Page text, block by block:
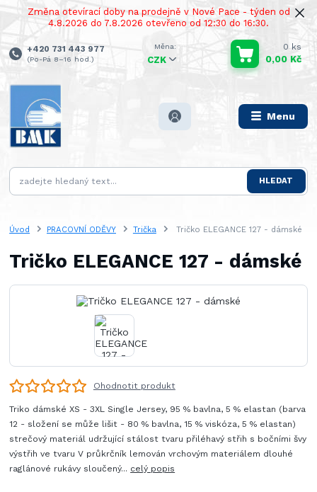
Změna otevírací doby na prodejně v Nové Pace - týden od
4.8.2026 do 7.8.2026 otevřeno od 12:30 do 16:30.
Menu
CZK
HLEDAT
+420 731 443 977
(Po-Pá 8–16 hod.)
0 ks
0,00 Kč
Úvod PRACOVNÍ ODĚVY Trička Tričko ELEGANCE 127 - dámské
Tričko ELEGANCE 127 - dámské
Ohodnotit produkt
Triko dámské XS - 3XL Single Jersey, 95 % bavlna, 5 % elastan (barva
12 - složení se může lišit - 80 % bavlna, 15 % viskóza, 5 % elastan)
strečový materiál udržující stálost tvaru přiléhavý střih s bočními švy
výstřih ve tvaru V průkrčník lemován vrchovým materiálem dlouhé
raglánové rukávy sloučený... celý popis